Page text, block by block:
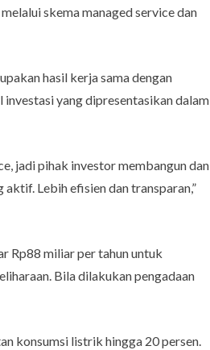
skema managed service dan
hasil kerja sama dengan
yang dipresentasikan dalam
jadi pihak investor membangun dan
Lebih efisien dan transparan,”
Rp88 miliar per tahun untuk
Bila dilakukan pengadaan
konsumsi listrik hingga 20 persen.